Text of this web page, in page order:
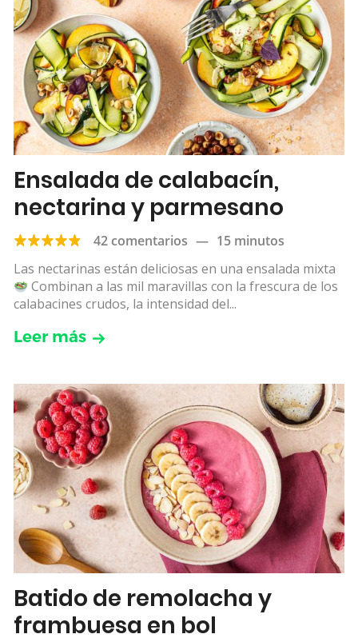
Ensalada de calabacín,
nectarina y parmesano
42 comentarios — 15 minutos
Las nectarinas están deliciosas en una ensalada mixta
Combinan a las mil maravillas con la frescura de los
calabacines crudos, la intensidad del...
Leer más
Batido de remolacha y
frambuesa en bol